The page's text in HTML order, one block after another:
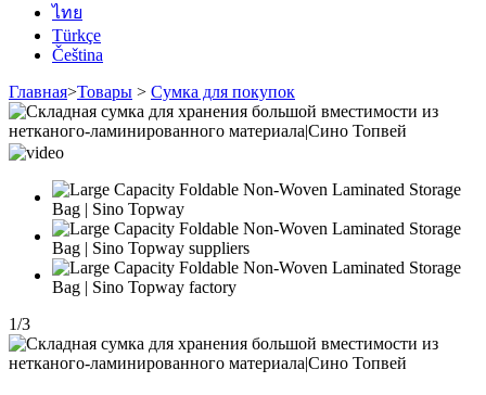
ไทย
Türkçe
Čeština
Главная>Товары > Сумка для покупок
1/3